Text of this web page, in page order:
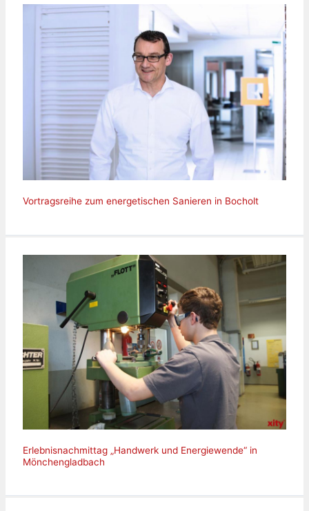
Vortragsreihe zum energetischen Sanieren in Bocholt
Erlebnisnachmittag „Handwerk und Energiewende“ in
Mönchengladbach